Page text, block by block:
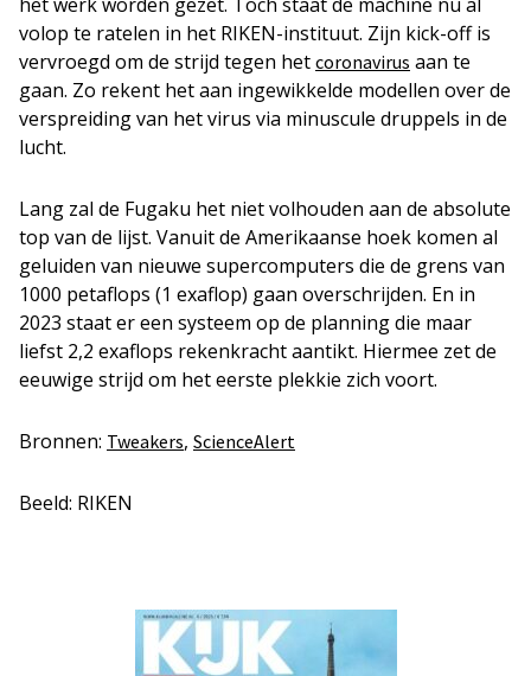
volop te ratelen in het RIKEN-instituut. Zijn kick-off is
vervroegd om de strijd tegen het coronavirus aan te
gaan. Zo rekent het aan ingewikkelde modellen over de
verspreiding van het virus via minuscule druppels in de
lucht.
Lang zal de Fugaku het niet volhouden aan de absolute
top van de lijst. Vanuit de Amerikaanse hoek komen al
geluiden van nieuwe supercomputers die de grens van
1000 petaflops (1 exaflop) gaan overschrijden. En in
2023 staat er een systeem op de planning die maar
liefst 2,2 exaflops rekenkracht aantikt. Hiermee zet de
eeuwige strijd om het eerste plekkie zich voort.
Bronnen: Tweakers, ScienceAlert
Beeld: RIKEN